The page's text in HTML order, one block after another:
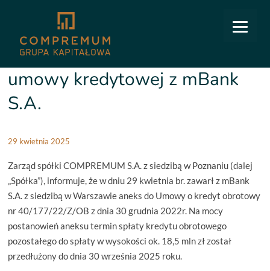
Relacje inwestorskie
kredytowej z mBank S.A.
7/2025: Zawarcie aneksu do
umowy kredytowej z mBank
S.A.
29 kwietnia 2025
Zarząd spółki COMPREMUM S.A. z siedzibą w Poznaniu (dalej
„Spółka”), informuje, że w dniu 29 kwietnia br. zawarł z mBank
S.A. z siedzibą w Warszawie aneks do Umowy o kredyt obrotowy
nr 40/177/22/Z/OB z dnia 30 grudnia 2022r. Na mocy
postanowień aneksu termin spłaty kredytu obrotowego
pozostałego do spłaty w wysokości ok. 18,5 mln zł został
przedłużony do dnia 30 września 2025 roku.